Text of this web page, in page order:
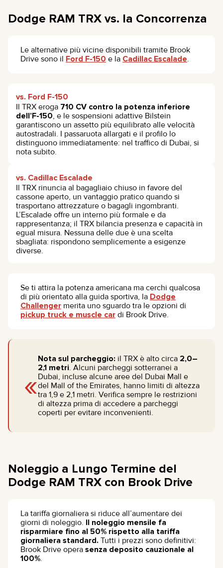
Dodge RAM TRX vs. la Concorrenza
Le alternative più vicine disponibili tramite Brook
Drive sono il Ford F-150 e la Cadillac Escalade.
vs. Ford F-150
Il TRX eroga 710 CV contro la potenza inferiore
dell’F-150, e le sospensioni adattive Bilstein
garantiscono un assetto più equilibrato alle velocità
autostradali. I passaruota allargati e il profilo lo
distinguono immediatamente: nel traffico di Dubai, si
nota subito.
vs. Cadillac Escalade
Il TRX rinuncia al bagagliaio chiuso in favore del
cassone aperto, un vantaggio pratico quando si
trasportano attrezzature o bagagli ingombranti.
L’Escalade offre un interno più formale e da
rappresentanza; il TRX bilancia presenza e capacità in
egual misura. Nessuna delle due è una scelta
sbagliata: rispondono semplicemente a esigenze
diverse.
Se ti attira la potenza americana ma cerchi qualcosa
di più orientato alla guida sportiva, la Dodge
Challenger merita uno sguardo tra le opzioni di
pickup truck e muscle car di Brook Drive.
«
Nota sul parcheggio: il TRX è alto circa 2,0–
2,1 metri. Alcuni parcheggi sotterranei a
Dubai, incluse alcune aree del Dubai Mall e
del Mall of the Emirates, hanno limiti di altezza
tra 1,9 e 2,1 metri. Verifica sempre le restrizioni
di altezza prima di accedere a parcheggi
coperti per evitare inconvenienti.
Noleggio a Lungo Termine del
Dodge RAM TRX con Brook Drive
La tariffa giornaliera si riduce all’aumentare dei
giorni di noleggio. Il noleggio mensile fa
risparmiare fino al 50% rispetto alla tariffa
giornaliera standard. Tutti i prezzi sono definitivi:
Brook Drive opera senza deposito cauzionale al
100%.